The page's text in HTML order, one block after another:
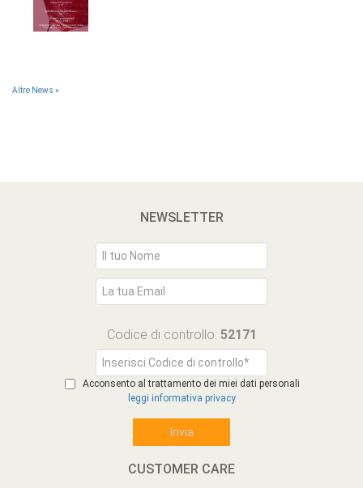
Altre News »
NEWSLETTER
Codice di controllo: 52171
Acconsento al trattamento dei miei dati personali
leggi informativa privacy
CUSTOMER CARE